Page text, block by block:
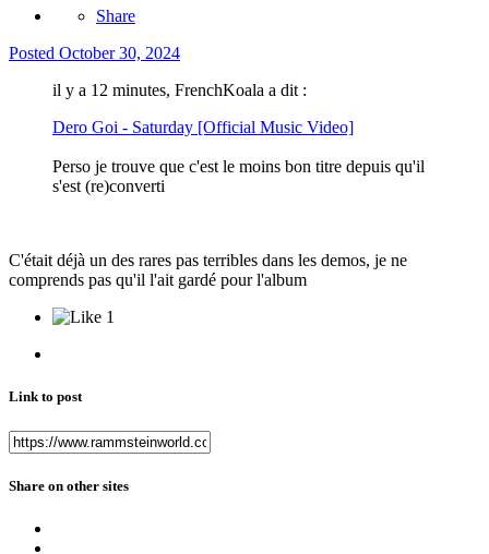
Share
Posted October 30, 2024
il y a 12 minutes, FrenchKoala a dit :
Dero Goi - Saturday [Official Music Video]
Perso je trouve que c'est le moins bon titre depuis qu'il
s'est (re)converti
C'était déjà un des rares pas terribles dans les demos, je ne
comprends pas qu'il l'ait gardé pour l'album
1
Link to post
Share on other sites